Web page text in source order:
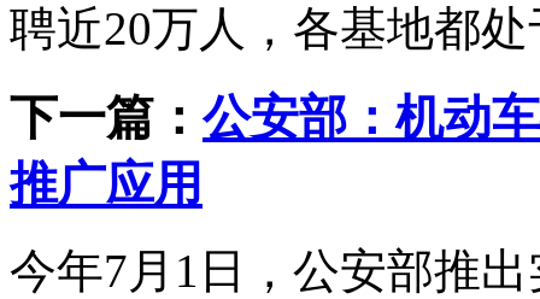
聘近20万人，各基地都
下一篇：公安部：机动
推广应用
今年7月1日，公安部推